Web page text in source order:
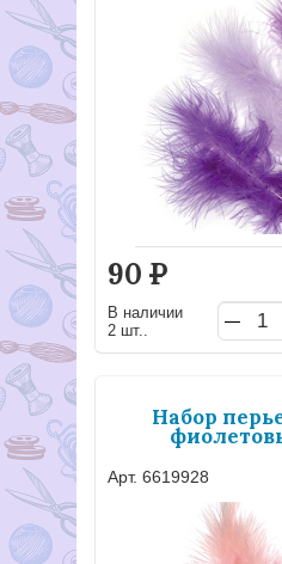
90 Р
В наличии
2 шт..
Набор
Арт. 6619928